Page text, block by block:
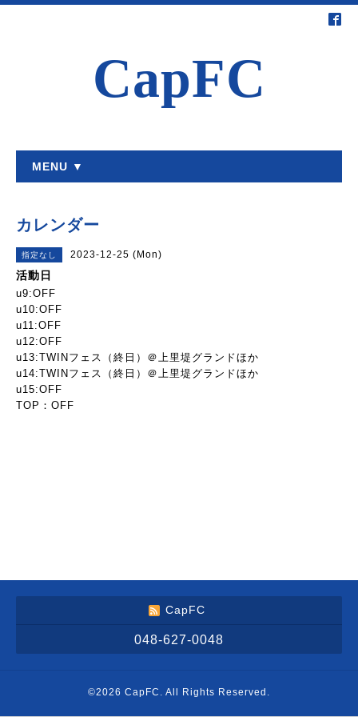
CapFC
MENU ▼
カレンダー
指定なし 2023-12-25 (Mon)
活動日
u9:OFF
u10:OFF
u11:OFF
u12:OFF
u13:TWINフェス（終日）＠上里堤グランドほか
u14:TWINフェス（終日）＠上里堤グランドほか
u15:OFF
TOP：OFF
CapFC
048-627-0048
©2026 CapFC . All Rights Reserved.